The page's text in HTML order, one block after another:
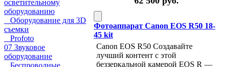
осветительному
оборудованию
Оборудование для 3D
съемки
Profoto
07 Звуковое
оборудование
Беспроводные
Фотоаппарат Canon EOS R50 18-
45 kit
Canon EOS R50 Создавайте
лучший контент с этой
беззеркальной камерой EOS R —